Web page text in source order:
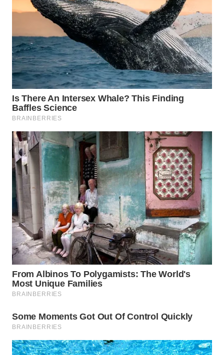
WN
MANDALIKA
WN
LIKUPANG
WN
LABUANBAJO
WN
BORNEO
Wahana
Media
Group
WAHANA
NEWS
WAHANA
TANI
WAHANA
ADVOKAT
INFRASTRUKTUR
WAHANA